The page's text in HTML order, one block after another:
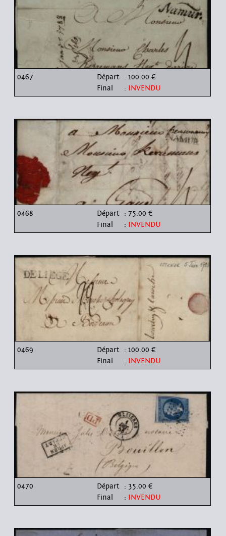
0467 Départ : 100.00 €
Final
: INVENDU
0468 Départ : 75.00 €
Final
: INVENDU
0469 Départ : 100.00 €
Final
: INVENDU
0470 Départ : 35.00 €
Final
: INVENDU